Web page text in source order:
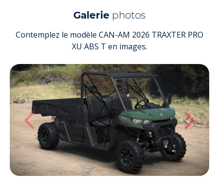
Galerie photos
Contemplez le modèle CAN-AM 2026 TRAXTER PRO
XU ABS T en images.